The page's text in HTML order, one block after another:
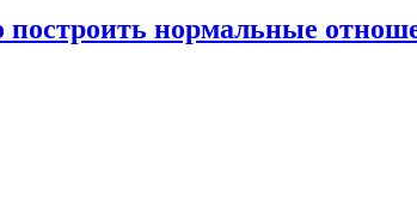
построить нормальные